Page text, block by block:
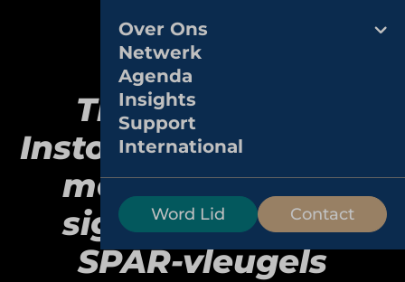
Over Ons
Netwerk
Agenda
Insights
Support
International
Word Lid Contact
The Tosti Club:
Instore lunchformule
met herkenbare
signatuur onder
SPAR-vleugels